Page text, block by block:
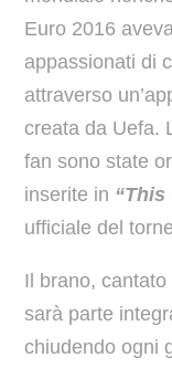
Euro 2016
appassionati di
attraverso
creata da Uefa.
fan sono state
inserite in “This
ufficiale del
Il brano,
sarà parte
chiudendo ogni